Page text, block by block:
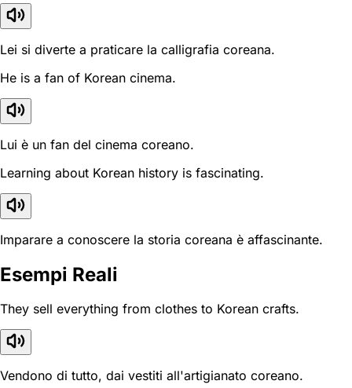
Lei si diverte a praticare la calligrafia coreana.
He is a fan of Korean cinema.
Lui è un fan del cinema coreano.
Learning about Korean history is fascinating.
Imparare a conoscere la storia coreana è affascinante.
Esempi Reali
They sell everything from clothes to Korean crafts.
Vendono di tutto, dai vestiti all'artigianato coreano.